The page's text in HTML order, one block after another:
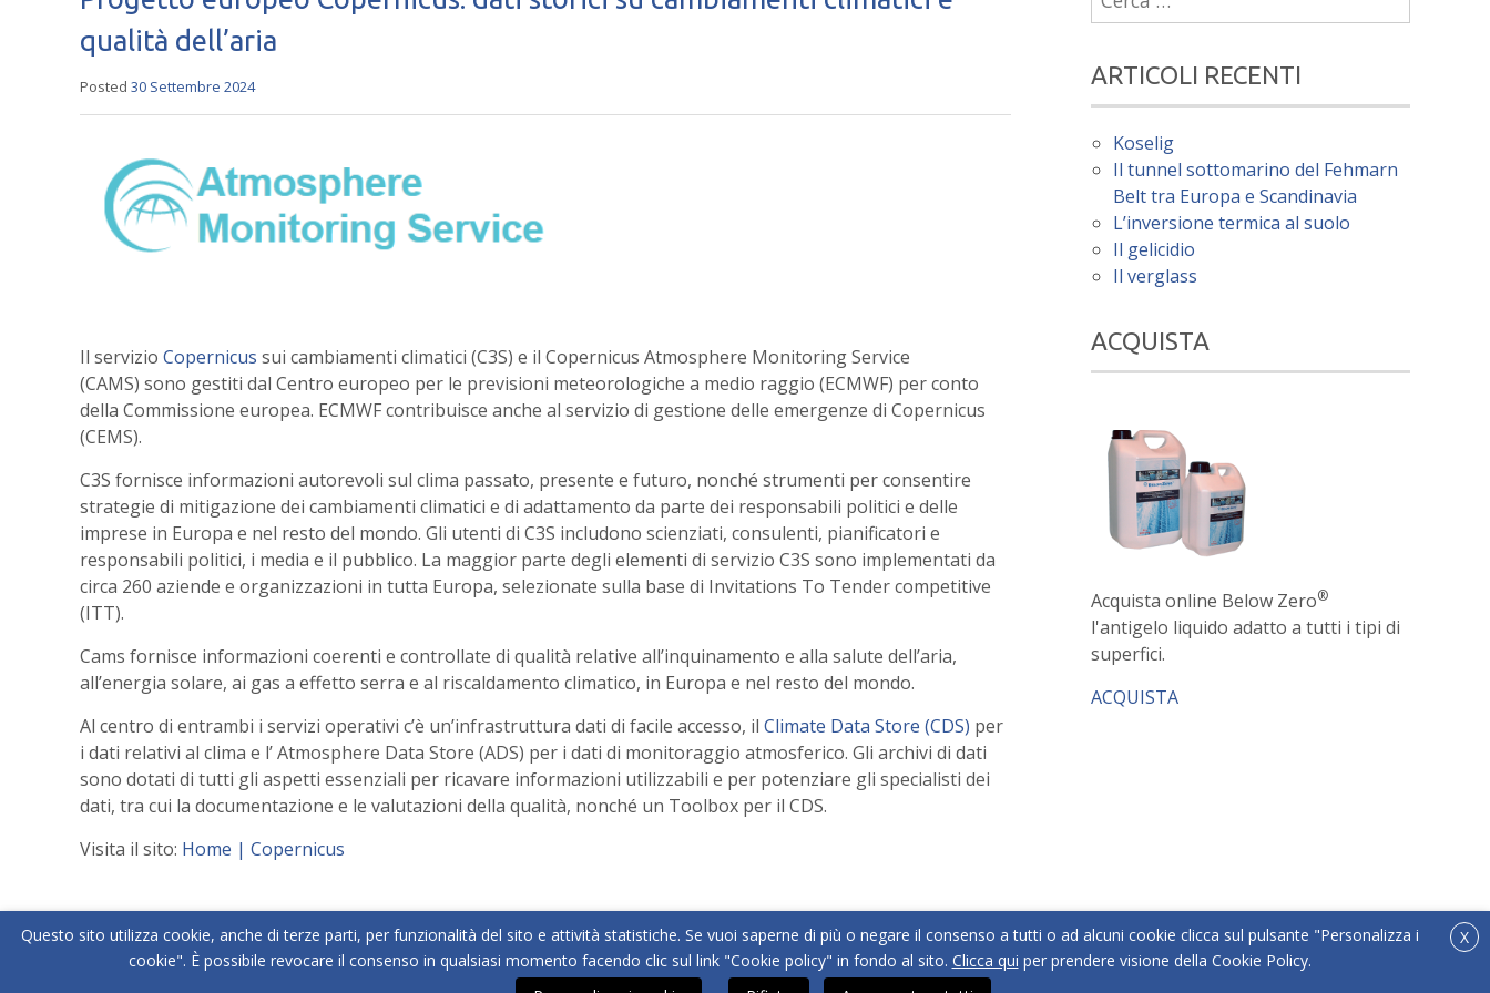
qualità dell’aria
Posted 30 Settembre 2024
Il servizio Copernicus sui cambiamenti climatici (C3S) e il Copernicus Atmosphere Monitoring Service
(CAMS) sono gestiti dal Centro europeo per le previsioni meteorologiche a medio raggio (ECMWF) per conto
della Commissione europea. ECMWF contribuisce anche al servizio di gestione delle emergenze di Copernicus
(CEMS).
C3S fornisce informazioni autorevoli sul clima passato, presente e futuro, nonché strumenti per consentire
strategie di mitigazione dei cambiamenti climatici e di adattamento da parte dei responsabili politici e delle
imprese in Europa e nel resto del mondo. Gli utenti di C3S includono scienziati, consulenti, pianificatori e
responsabili politici, i media e il pubblico. La maggior parte degli elementi di servizio C3S sono implementati da
circa 260 aziende e organizzazioni in tutta Europa, selezionate sulla base di Invitations To Tender competitive
(ITT).
Cams fornisce informazioni coerenti e controllate di qualità relative all’inquinamento e alla salute dell’aria,
all’energia solare, ai gas a effetto serra e al riscaldamento climatico, in Europa e nel resto del mondo.
Al centro di entrambi i servizi operativi c’è un’infrastruttura dati di facile accesso, il Climate Data Store (CDS) per
i dati relativi al clima e l’ Atmosphere Data Store (ADS) per i dati di monitoraggio atmosferico. Gli archivi di dati
sono dotati di tutti gli aspetti essenziali per ricavare informazioni utilizzabili e per potenziare gli specialisti dei
dati, tra cui la documentazione e le valutazioni della qualità, nonché un Toolbox per il CDS.
Visita il sito: Home | Copernicus
per:
ARTICOLI RECENTI
Koselig
Il tunnel sottomarino del Fehmarn
Belt tra Europa e Scandinavia
L’inversione termica al suolo
Il gelicidio
Il verglass
ACQUISTA
Acquista online Below Zero®
l'antigelo liquido adatto a tutti i tipi di
superfici.
ACQUISTA
Copyright © BELOW ZERO® - NOICE SRL | P.IVA 04487560262 | Via Strada Muson 2/C | 31011 Asolo (TV) | Tel. 0423 563057 | info@belowzero.it
X
Questo sito utilizza cookie, anche di terze parti, per funzionalità del sito e attività statistiche. Se vuoi saperne di più o negare il consenso a tutti o ad alcuni cookie clicca sul pulsante "Personalizza i
cookie". È possibile revocare il consenso in qualsiasi momento facendo clic sul link "Cookie policy" in fondo al sito. Clicca qui per prendere visione della Cookie Policy.